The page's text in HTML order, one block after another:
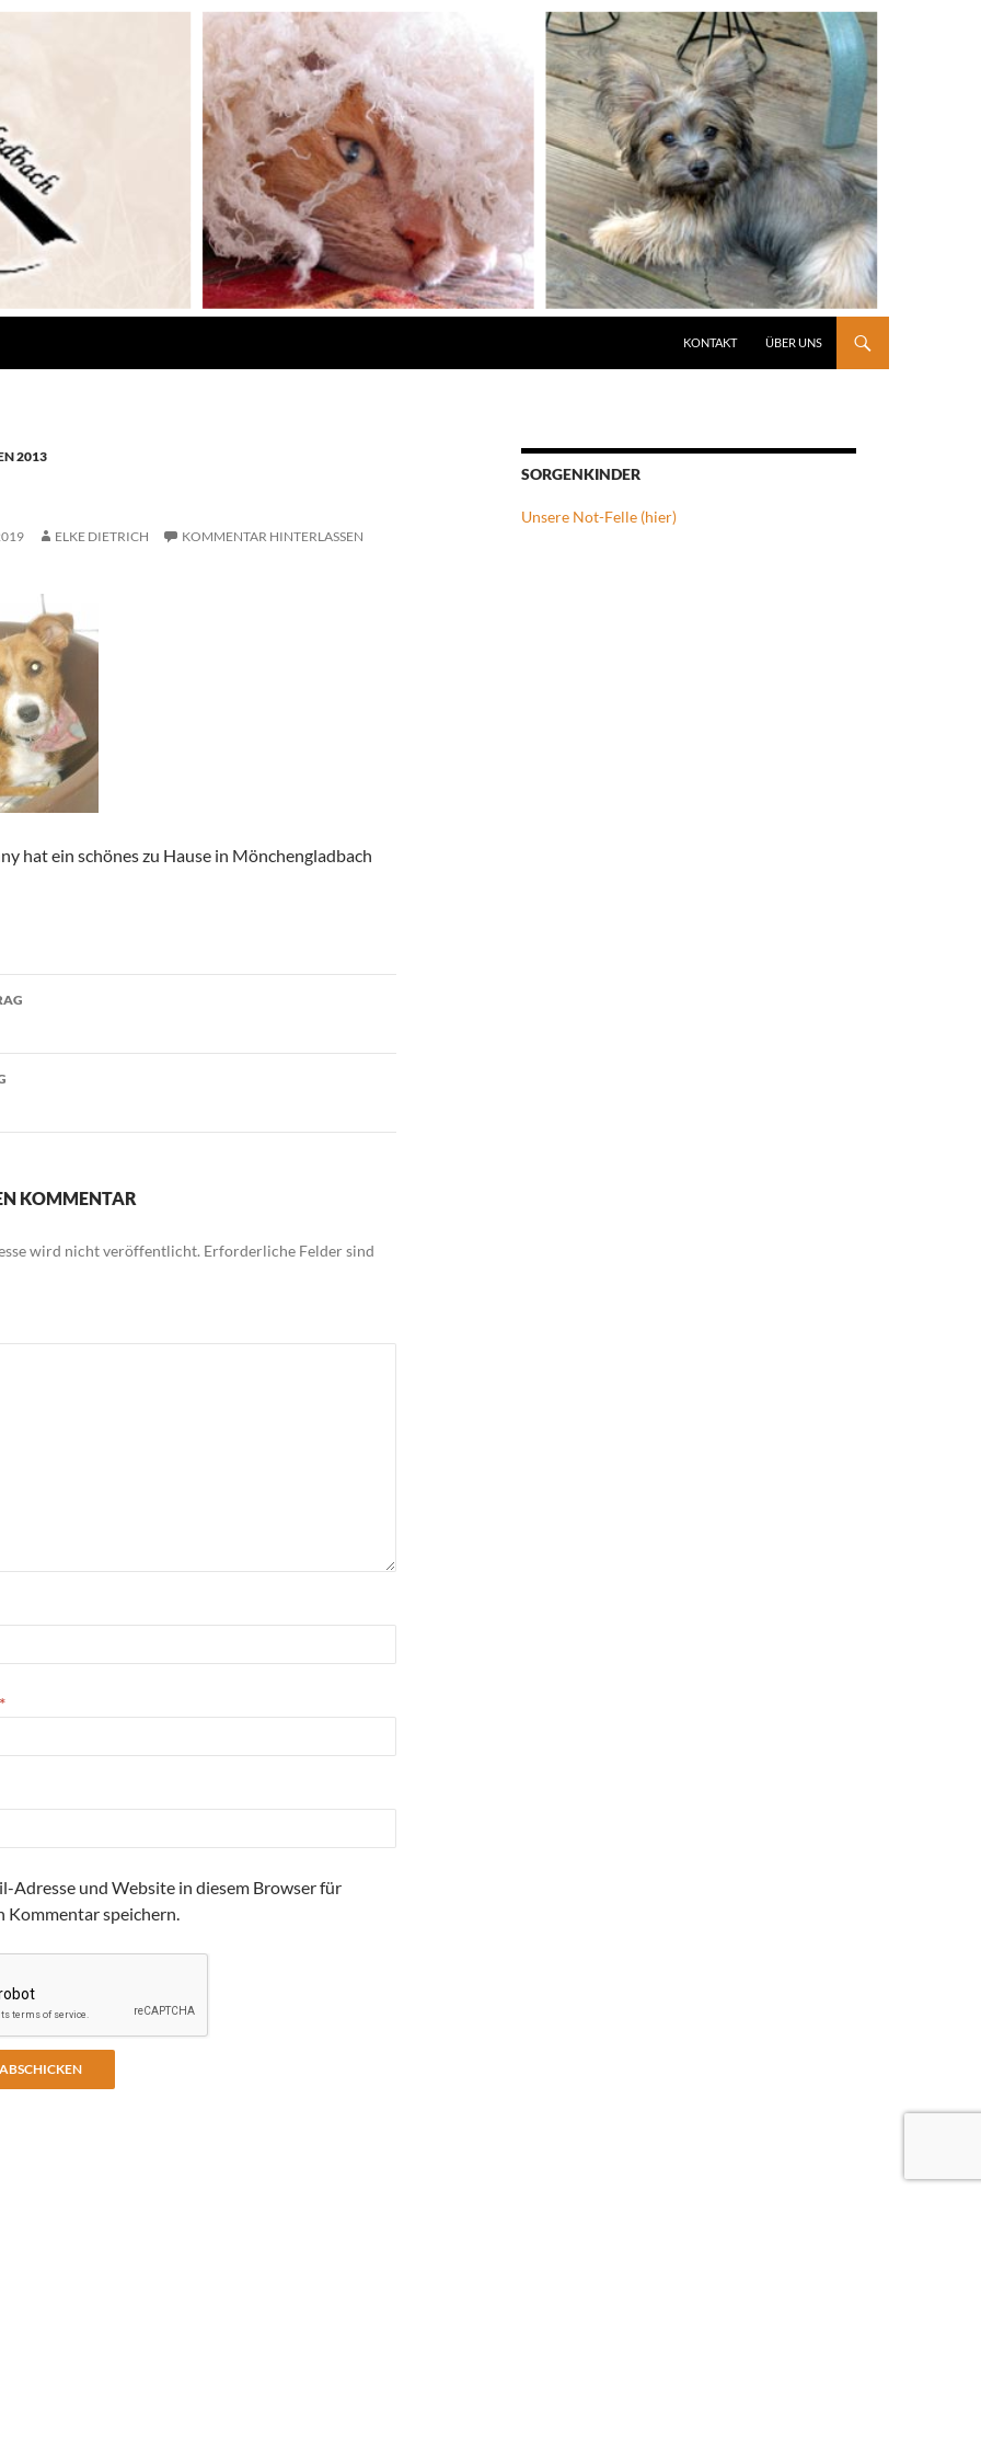
KONTAKT ÜBER UNS
2013
ELKE DIETRICH KOMMENTAR HINTERLASSEN
hat ein schönes zu Hause in Mönchengladbach
KOMMENTAR
wird nicht veröffentlicht. Erforderliche Felder sind
*
Adresse und Website in diesem Browser für
Kommentar speichern.
SORGENKINDER
Unsere Not-Felle (hier)